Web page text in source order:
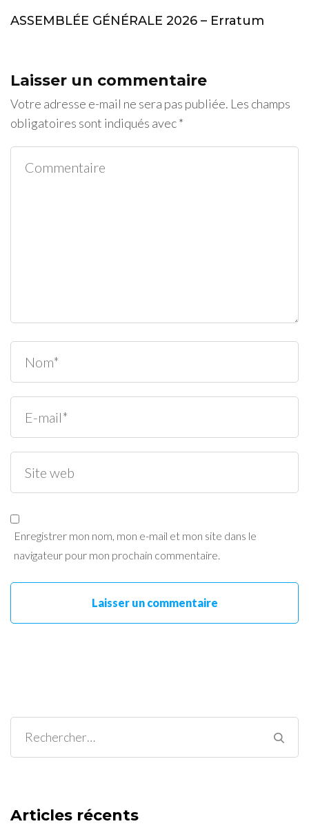
ASSEMBLÉE GÉNÉRALE 2026 – Erratum
Laisser un commentaire
Votre adresse e-mail ne sera pas publiée. Les champs
obligatoires sont indiqués avec*
Enregistrer mon nom, mon e-mail et mon site dans le
navigateur pour mon prochain commentaire.
Rechercher :
Articles récents